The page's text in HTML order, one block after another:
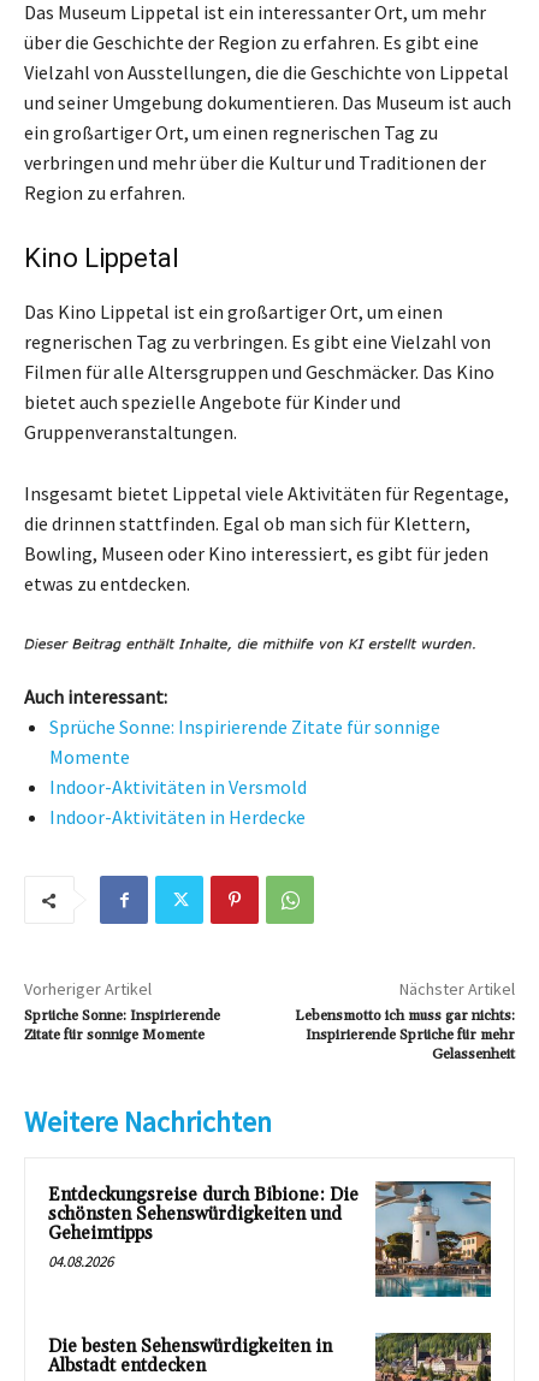
Das Museum Lippetal ist ein interessanter Ort, um mehr
über die Geschichte der Region zu erfahren. Es gibt eine
Vielzahl von Ausstellungen, die die Geschichte von Lippetal
und seiner Umgebung dokumentieren. Das Museum ist auch
ein großartiger Ort, um einen regnerischen Tag zu
verbringen und mehr über die Kultur und Traditionen der
Region zu erfahren.
Kino Lippetal
Das Kino Lippetal ist ein großartiger Ort, um einen
regnerischen Tag zu verbringen. Es gibt eine Vielzahl von
Filmen für alle Altersgruppen und Geschmäcker. Das Kino
bietet auch spezielle Angebote für Kinder und
Gruppenveranstaltungen.
Insgesamt bietet Lippetal viele Aktivitäten für Regentage,
die drinnen stattfinden. Egal ob man sich für Klettern,
Bowling, Museen oder Kino interessiert, es gibt für jeden
etwas zu entdecken.
Auch interessant:
Sprüche Sonne: Inspirierende Zitate für sonnige
Momente
Indoor-Aktivitäten in Versmold
Indoor-Aktivitäten in Herdecke
Vorheriger Artikel
Sprüche Sonne: Inspirierende
Zitate für sonnige Momente
Nächster Artikel
Lebensmotto ich muss gar nichts:
Inspirierende Sprüche für mehr
Gelassenheit
Weitere Nachrichten
Entdeckungsreise durch Bibione: Die
schönsten Sehenswürdigkeiten und
Geheimtipps
04.08.2026
Die besten Sehenswürdigkeiten in
Albstadt entdecken